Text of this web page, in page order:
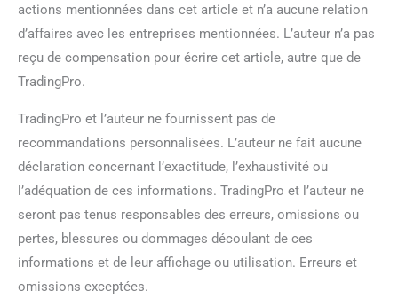
actions mentionnées dans cet article et n’a aucune relation
d’affaires avec les entreprises mentionnées. L’auteur n’a pas
reçu de compensation pour écrire cet article, autre que de
TradingPro.
TradingPro et l’auteur ne fournissent pas de
recommandations personnalisées. L’auteur ne fait aucune
déclaration concernant l’exactitude, l’exhaustivité ou
l’adéquation de ces informations. TradingPro et l’auteur ne
seront pas tenus responsables des erreurs, omissions ou
pertes, blessures ou dommages découlant de ces
informations et de leur affichage ou utilisation. Erreurs et
omissions exceptées.